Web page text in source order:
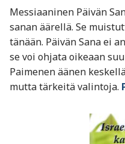
Messiaaninen Päivän
sanan äärellä. Se
tänään. Päivän Sana ei
se voi ohjata oikeaan
Paimenen äänen
mutta tärkeitä valintoja.